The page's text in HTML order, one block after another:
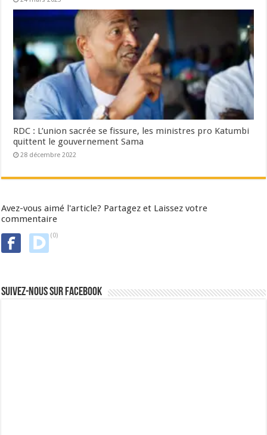
RDC : L’union sacrée se fissure, les ministres pro Katumbi
quittent le gouvernement Sama
28 décembre 2022
Avez-vous aimé l'article? Partagez et Laissez votre
commentaire
(0)
Suivez-nous sur Facebook